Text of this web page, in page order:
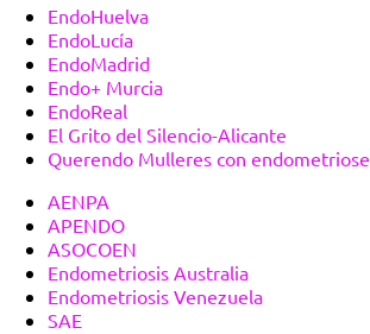
EndoHuelva
EndoLucía
EndoMadrid
Endo+ Murcia
EndoReal
El Grito del Silencio-Alicante
Querendo Mulleres con endometriose
AENPA
APENDO
ASOCOEN
Endometriosis Australia
Endometriosis Venezuela
SAE